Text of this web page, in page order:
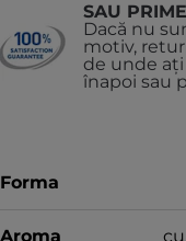
SAU
Dacă nu
motiv,
de unde
înapoi sau
Forma
Aroma